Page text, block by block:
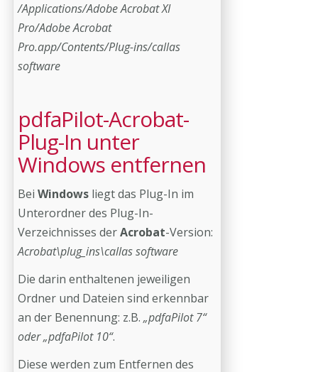
/Applications/Adobe Acrobat XI
Pro/Adobe Acrobat
Pro.app/Contents/Plug-ins/callas
software
pdfaPilot-Acrobat-
Plug-In unter
Windows entfernen
Bei Windows liegt das Plug-In im
Unterordner des Plug-In-
Verzeichnisses derAcrobat-Version:
Acrobat\plug_ins\callas software
Die darin enthaltenen jeweiligen
Ordner und Dateien sind erkennbar
an der Benennung: z.B. „pdfaPilot 7“
oder „pdfaPilot 10“.
Diese werden zum Entfernen des